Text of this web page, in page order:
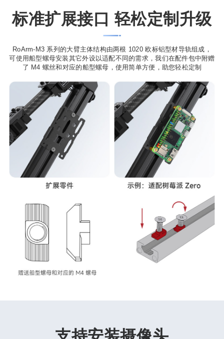
标准扩展接口 轻松定制升级
RoArm-M3 系列的大臂主体结构由两根 1020 欧标铝型材导轨组成，
可使用船型螺母安装其它外设以适配不同的需求，我们在配件包中附赠
了 M4 螺丝和对应的船型螺母，使用简单方便，助您轻松定制